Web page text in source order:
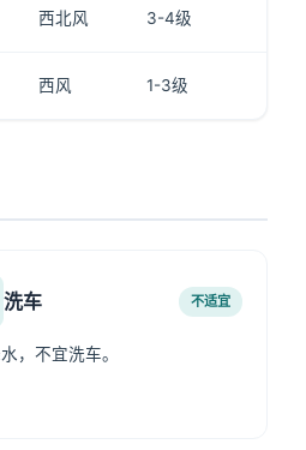
西北风 3-4级
西风 1-3级
洗车 不适宜
，不宜洗车。